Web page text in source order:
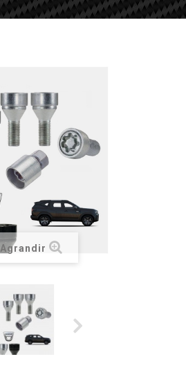
Agrandir